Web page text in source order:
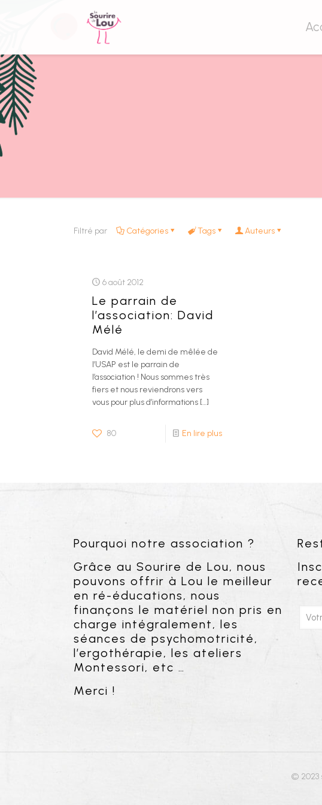
Filtré par Catégories Tags Auteurs
6 août 2012
Le parrain de
l’association: David
Mélé
David Mélé, le demi de mêlée de
l’USAP est le parrain de
l’association ! Nous sommes très
fiers et nous reviendrons vers
vous pour plus d’informations[…]
80 En lire plus
Pourquoi notre association ?
Grâce au Sourire de Lou, nous
pouvons offrir à Lou le meilleur
en ré-éducations, nous
finançons le matériel non pris en
charge intégralement, les
séances de psychomotricité,
l’ergothérapie, les ateliers
Montessori, etc …
Merci !
© 2023